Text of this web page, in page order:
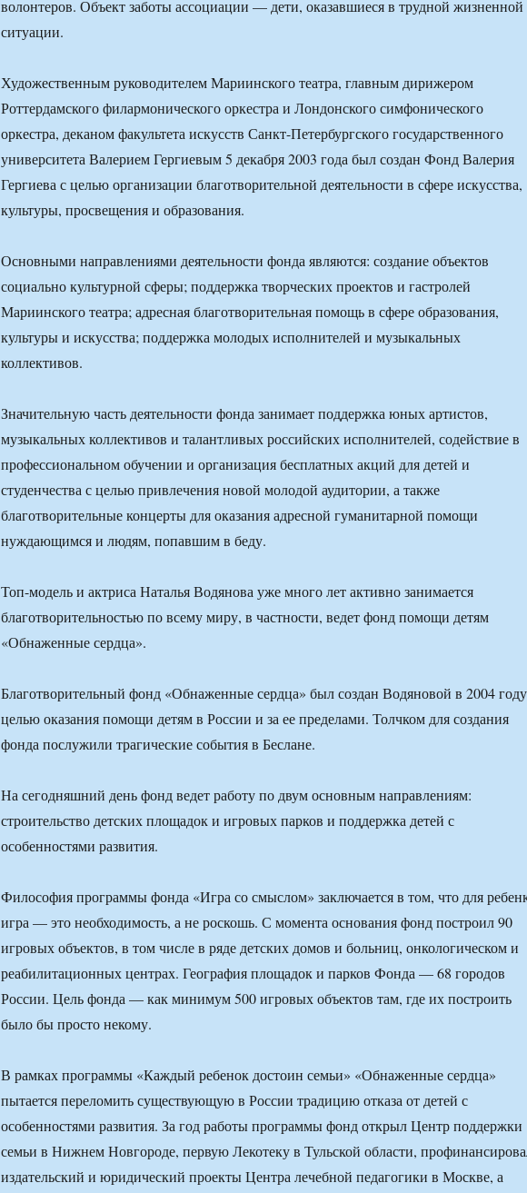
волонтеров. Объект заботы ассоциации — дети, оказавшиеся в трудной жизненной
ситуации.
Художественным руководителем Мариинского театра, главным дирижером
Роттердамского филармонического оркестра и Лондонского симфонического
оркестра, деканом факультета искусств Санкт-Петербургского государственного
университета Валерием Гергиевым 5 декабря 2003 года был создан Фонд Валерия
Гергиева с целью организации благотворительной деятельности в сфере искусства,
культуры, просвещения и образования.
Основными направлениями деятельности фонда являются: создание объектов
социально культурной сферы; поддержка творческих проектов и гастролей
Мариинского театра; адресная благотворительная помощь в сфере образования,
культуры и искусства; поддержка молодых исполнителей и музыкальных
коллективов.
Значительную часть деятельности фонда занимает поддержка юных артистов,
музыкальных коллективов и талантливых российских исполнителей, содействие в
профессиональном обучении и организация бесплатных акций для детей и
студенчества с целью привлечения новой молодой аудитории, а также
благотворительные концерты для оказания адресной гуманитарной помощи
нуждающимся и людям, попавшим в беду.
Топ-модель и актриса Наталья Водянова уже много лет активно занимается
благотворительностью по всему миру, в частности, ведет фонд помощи детям
«Обнаженные сердца».
Благотворительный фонд «Обнаженные сердца» был создан Водяновой в 2004
целью оказания помощи детям в России и за ее пределами. Толчком для создания
фонда послужили трагические события в Беслане.
На сегодняшний день фонд ведет работу по двум основным направлениям:
строительство детских площадок и игровых парков и поддержка детей с
особенностями развития.
Философия программы фонда «Игра со смыслом» заключается в том, что для
игра — это необходимость, а не роскошь. С момента основания фонд построил 90
игровых объектов, в том числе в ряде детских домов и больниц, онкологическом и
реабилитационных центрах. География площадок и парков Фонда — 68 городов
России. Цель фонда — как минимум 500 игровых объектов там, где их построить
было бы просто некому.
В рамках программы «Каждый ребенок достоин семьи» «Обнаженные сердца»
пытается переломить существующую в России традицию отказа от детей с
особенностями развития. За год работы программы фонд открыл Центр поддержки
семьи в Нижнем Новгороде, первую Лекотеку в Тульской области,
издательский и юридический проекты Центра лечебной педагогики в Москве, а